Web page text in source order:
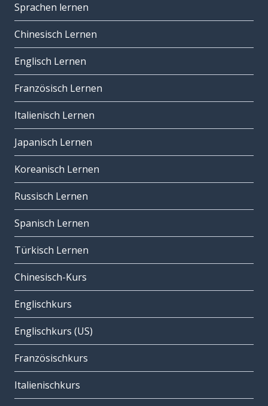
Sprachen lernen
Chinesisch Lernen
Englisch Lernen
Französisch Lernen
Italienisch Lernen
Japanisch Lernen
Koreanisch Lernen
Russisch Lernen
Spanisch Lernen
Türkisch Lernen
Chinesisch-Kurs
Englischkurs
Englischkurs (US)
Französischkurs
Italienischkurs